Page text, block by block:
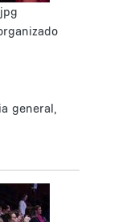
general,